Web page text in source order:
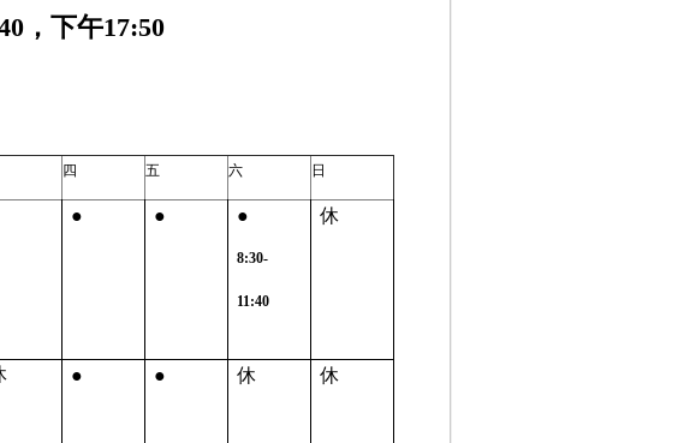
，下午17:50
四 五 六 日
● ● ●
8:30-
11:40
休
● ● 休 休